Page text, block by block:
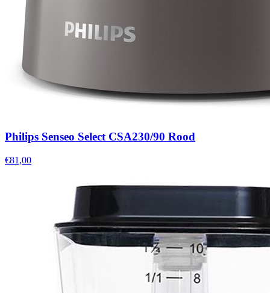
Philips Senseo Select CSA230/90 Rood
€81,00